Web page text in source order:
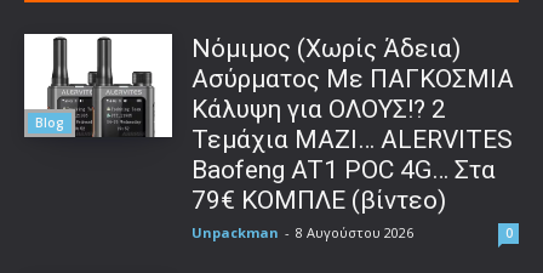
Blog
Νόμιμος (Χωρίς Άδεια)
Ασύρματος Με ΠΑΓΚΟΣΜΙΑ
Κάλυψη για ΟΛΟΥΣ!? 2
Τεμάχια ΜΑΖΙ… ALERVITES
Baofeng AT1 POC 4G… Στα
79€ ΚΟΜΠΛΕ (βίντεο)
Unpackman - 8 Αυγούστου 2026 0